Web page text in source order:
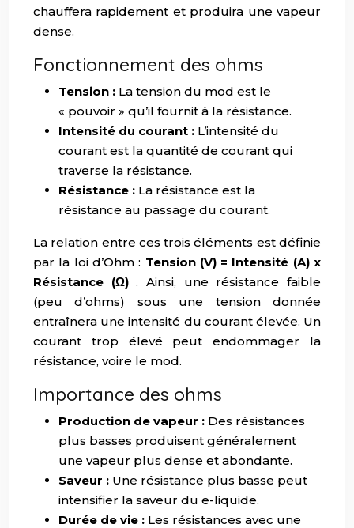
chauffera rapidement et produira une vapeur
dense.
Fonctionnement des ohms
Tension : La tension du mod est le
« pouvoir » qu’il fournit à la résistance.
Intensité du courant : L’intensité du
courant est la quantité de courant qui
traverse la résistance.
Résistance : La résistance est la
résistance au passage du courant.
La relation entre ces trois éléments est définie
par la loi d’Ohm : Tension (V) = Intensité (A) x
Résistance (Ω). Ainsi, une résistance faible
(peu d’ohms) sous une tension donnée
entraînera une intensité du courant élevée. Un
courant trop élevé peut endommager la
résistance, voire le mod.
Importance des ohms
Production de vapeur : Des résistances
plus basses produisent généralement
une vapeur plus dense et abondante.
Saveur : Une résistance plus basse peut
intensifier la saveur du e-liquide.
Durée de vie : Les résistances avec une